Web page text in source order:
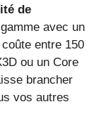
de
avec un
entre 150
ou un Core
brancher
vos autres